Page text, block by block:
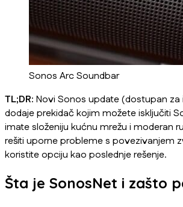
Sonos Arc Soundbar
TL;DR: Novi Sonos update (dostupan za
dodaje prekidač kojim možete isključiti
imate složeniju kućnu mrežu i moderan
rešiti uporne probleme s povezivanjem
koristite opciju kao poslednje rešenje.
Šta je SonosNet i zašto